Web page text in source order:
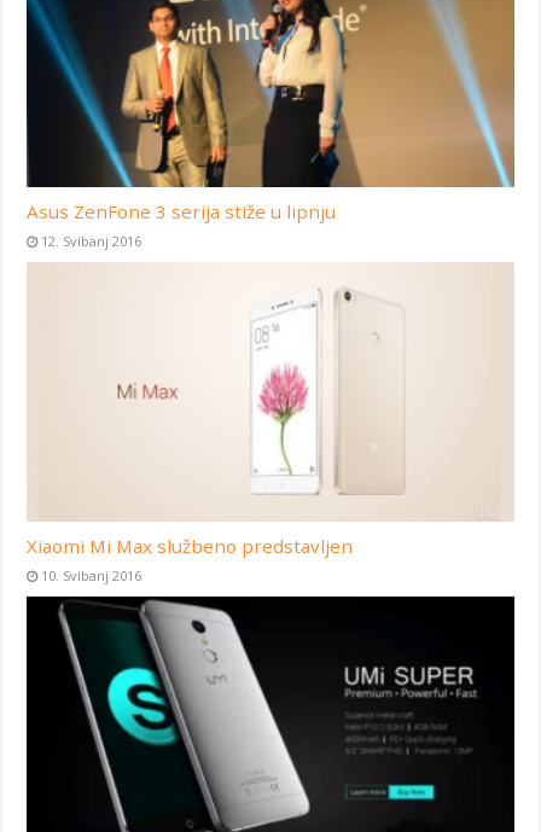
Asus ZenFone 3 serija stiže u lipnju
12. Svibanj 2016
Xiaomi Mi Max službeno predstavljen
10. Svibanj 2016